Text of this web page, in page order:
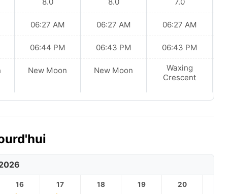
06:27 AM
06:44 PM
New Moon
06:27 AM
06:43 PM
New Moon
06:27 AM
06:43 PM
Waxing
Crescent
16 17 18 19 20